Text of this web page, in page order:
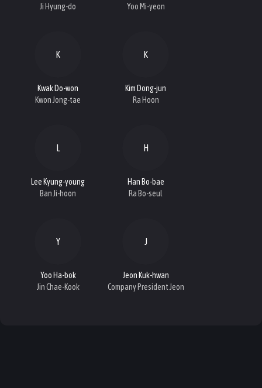
Ji Hyung-do
Yoo Mi-yeon
K
Kwak Do-won
Kwon Jong-tae
K
Kim Dong-jun
Ra Hoon
L
Lee Kyung-young
Ban Ji-hoon
H
Han Bo-bae
Ra Bo-seul
Y
Yoo Ha-bok
Jin Chae-Kook
J
Jeon Kuk-hwan
Company President Jeon